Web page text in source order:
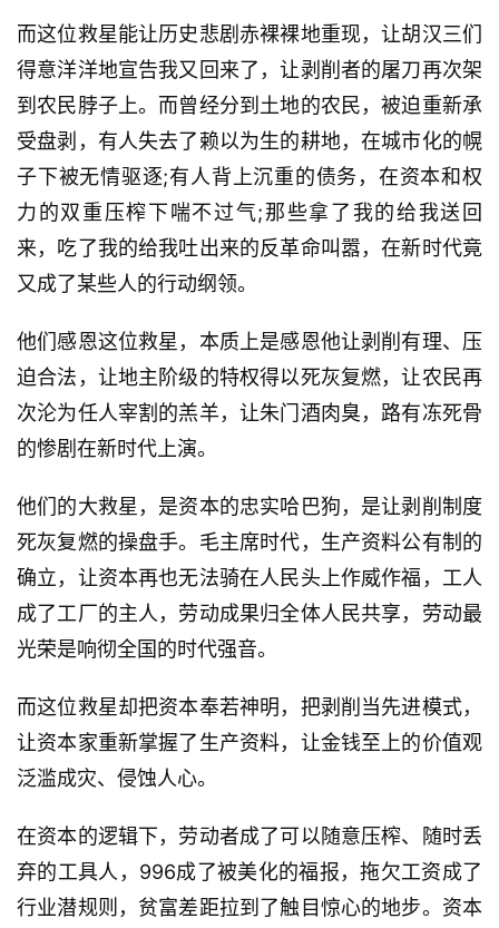
而这位救星能让历史悲剧赤裸裸地重现，让胡汉三们
得意洋洋地宣告我又回来了，让剥削者的屠刀再次架
到农民脖子上。而曾经分到土地的农民，被迫重新承
受盘剥，有人失去了赖以为生的耕地，在城市化的幌
子下被无情驱逐;有人背上沉重的债务，在资本和权
力的双重压榨下喘不过气;那些拿了我的给我送回
来，吃了我的给我吐出来的反革命叫嚣，在新时代竟
又成了某些人的行动纲领。
他们感恩这位救星，本质上是感恩他让剥削有理、压
迫合法，让地主阶级的特权得以死灰复燃，让农民再
次沦为任人宰割的羔羊，让朱门酒肉臭，路有冻死骨
的惨剧在新时代上演。
他们的大救星，是资本的忠实哈巴狗，是让剥削制度
死灰复燃的操盘手。毛主席时代，生产资料公有制的
确立，让资本再也无法骑在人民头上作威作福，工人
成了工厂的主人，劳动成果归全体人民共享，劳动最
光荣是响彻全国的时代强音。
而这位救星却把资本奉若神明，把剥削当先进模式，
让资本家重新掌握了生产资料，让金钱至上的价值观
泛滥成灾、侵蚀人心。
在资本的逻辑下，劳动者成了可以随意压榨、随时丢
弃的工具人，996成了被美化的福报，拖欠工资成了
行业潜规则，贫富差距拉到了触目惊心的地步。资本